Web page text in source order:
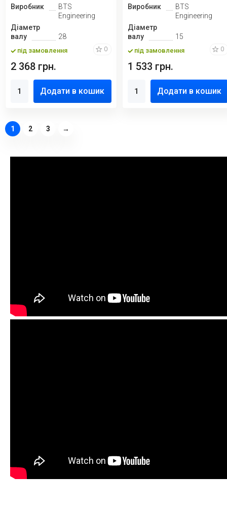
Виробник
BTS
Engineering
Діаметр
валу
28
під замовлення 0
2 368 грн.
Додати в кошик
Виробник
BTS
Engineering
Діаметр
валу
15
під замовлення 0
1 533 грн.
Додати в кошик
1 2 3 →